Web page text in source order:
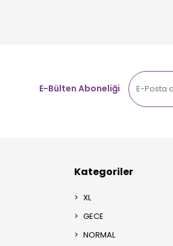
E-Bülten Aboneliği
Kategoriler
XL
GECE
NORMAL